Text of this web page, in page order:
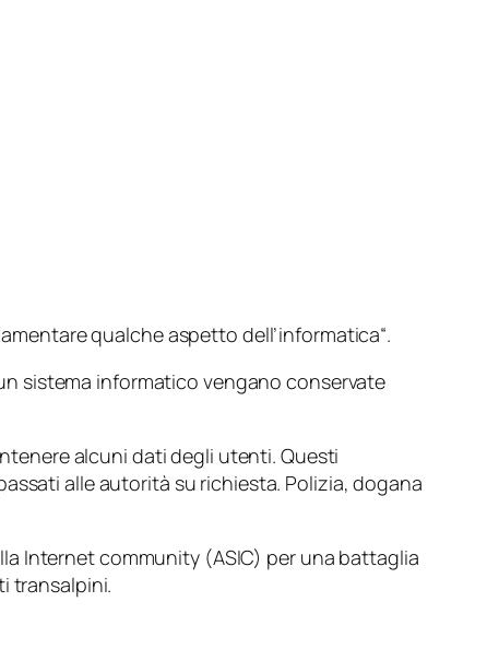
qualche aspetto dell’informatica“.
sistema informatico vengano conservate
alcuni dati degli utenti. Questi
alle autorità su richiesta. Polizia, dogana
Internet community (ASIC) per una battaglia
transalpini.